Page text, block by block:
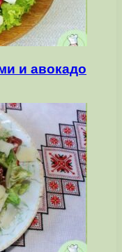
и авокадо